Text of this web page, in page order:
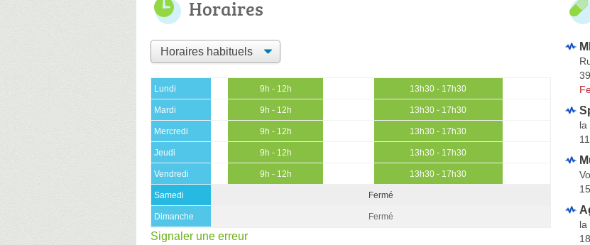
Horaires
Lundi 9h - 12h 13h30 - 17h30
Mardi 9h - 12h 13h30 - 17h30
Mercredi 9h - 12h 13h30 - 17h30
Jeudi 9h - 12h 13h30 - 17h30
Vendredi 9h - 12h 13h30 - 17h30
Samedi Fermé
Dimanche Fermé
Signaler une erreur
la
la